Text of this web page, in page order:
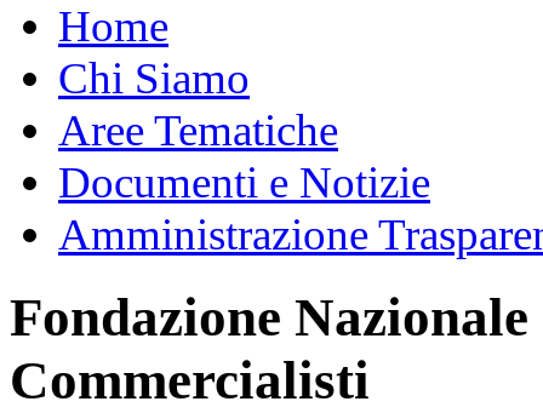
Home
Chi Siamo
Aree Tematiche
Documenti e Notizie
Amministrazione
Fondazione
Commercialisti